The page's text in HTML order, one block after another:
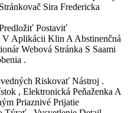
Sira Fredericka
Postaviť
V Aplikácii Klin A Abstinenčná
Webová Stránka S Saami
.
Riskovať Nástroj .
, Elektronická Peňaženka A
Priaznivé Prijatie